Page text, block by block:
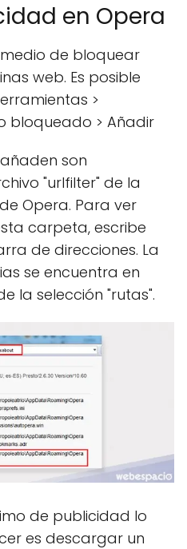
en Opera
de bloquear
web. Es posible
>
bloqueado > Añadir
son
"urlfilter" de la
Opera. Para ver
carpeta, escribe
de direcciones. La
se encuentra en
la selección "rutas".
de publicidad lo
es descargar un